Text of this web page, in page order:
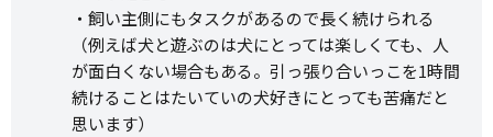
・飼い主側にもタスクがあるので長く続けられる
（例えば犬と遊ぶのは犬にとっては楽しくても、人
が面白くない場合もある。引っ張り合いっこを1時間
続けることはたいていの犬好きにとっても苦痛だと
思います）